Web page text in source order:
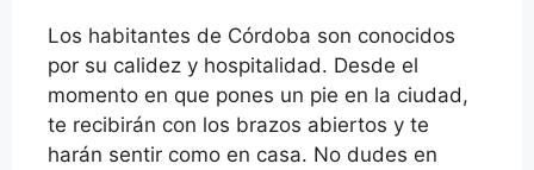
Los habitantes de Córdoba son conocidos
por su calidez y hospitalidad. Desde el
momento en que pones un pie en la ciudad,
te recibirán con los brazos abiertos y te
harán sentir como en casa. No dudes en